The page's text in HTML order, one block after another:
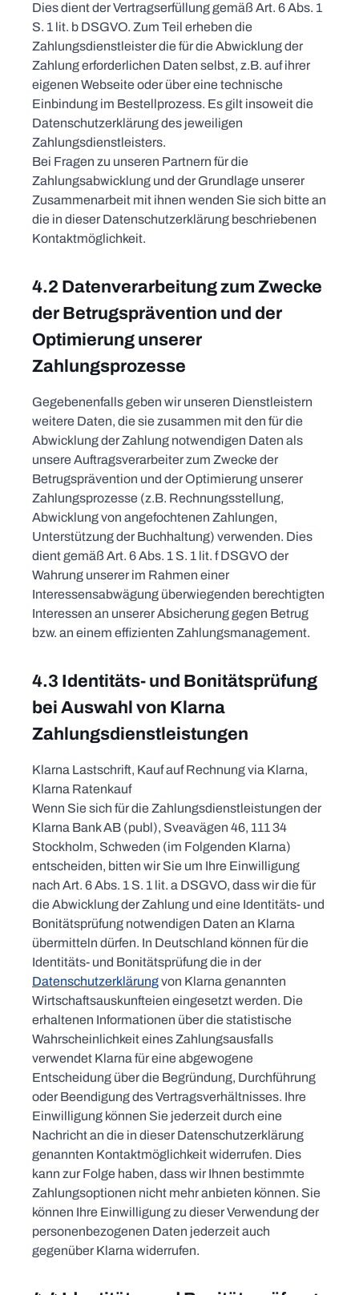
Dies dient der Vertragserfüllung gemäß Art. 6 Abs. 1
S. 1 lit. b DSGVO. Zum Teil erheben die
Zahlungsdienstleister die für die Abwicklung der
Zahlung erforderlichen Daten selbst, z.B. auf ihrer
eigenen Webseite oder über eine technische
Einbindung im Bestellprozess. Es gilt insoweit die
Datenschutzerklärung des jeweiligen
Zahlungsdienstleisters.
Bei Fragen zu unseren Partnern für die
Zahlungsabwicklung und der Grundlage unserer
Zusammenarbeit mit ihnen wenden Sie sich bitte an
die in dieser Datenschutzerklärung beschriebenen
Kontaktmöglichkeit.
4.2 Datenverarbeitung zum Zwecke
der Betrugsprävention und der
Optimierung unserer
Zahlungsprozesse
Gegebenenfalls geben wir unseren Dienstleistern
weitere Daten, die sie zusammen mit den für die
Abwicklung der Zahlung notwendigen Daten als
unsere Auftragsverarbeiter zum Zwecke der
Betrugsprävention und der Optimierung unserer
Zahlungsprozesse (z.B. Rechnungsstellung,
Abwicklung von angefochtenen Zahlungen,
Unterstützung der Buchhaltung) verwenden. Dies
dient gemäß Art. 6 Abs. 1 S. 1 lit. f DSGVO der
Wahrung unserer im Rahmen einer
Interessensabwägung überwiegenden berechtigten
Interessen an unserer Absicherung gegen Betrug
bzw. an einem effizienten Zahlungsmanagement.
4.3 Identitäts- und Bonitätsprüfung
bei Auswahl von Klarna
Zahlungsdienstleistungen
Klarna Lastschrift, Kauf auf Rechnung via Klarna,
Klarna Ratenkauf
Wenn Sie sich für die Zahlungsdienstleistungen der
Klarna Bank AB (publ), Sveavägen 46, 111 34
Stockholm, Schweden (im Folgenden Klarna)
entscheiden, bitten wir Sie um Ihre Einwilligung
nach Art. 6 Abs. 1 S. 1 lit. a DSGVO, dass wir die für
die Abwicklung der Zahlung und eine Identitäts- und
Bonitätsprüfung notwendigen Daten an Klarna
übermitteln dürfen. In Deutschland können für die
Identitäts- und Bonitätsprüfung die in der
Datenschutzerklärungvon Klarna genannten
Wirtschaftsauskunfteien eingesetzt werden. Die
erhaltenen Informationen über die statistische
Wahrscheinlichkeit eines Zahlungsausfalls
verwendet Klarna für eine abgewogene
Entscheidung über die Begründung, Durchführung
oder Beendigung des Vertragsverhältnisses. Ihre
Einwilligung können Sie jederzeit durch eine
Nachricht an die in dieser Datenschutzerklärung
genannten Kontaktmöglichkeit widerrufen. Dies
kann zur Folge haben, dass wir Ihnen bestimmte
Zahlungsoptionen nicht mehr anbieten können. Sie
können Ihre Einwilligung zu dieser Verwendung der
personenbezogenen Daten jederzeit auch
gegenüber Klarna widerrufen.